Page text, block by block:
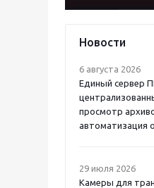
Новости
6 августа 2026
Единый сервер
просмотр
автоматизация
29 июля 2026
Камеры для